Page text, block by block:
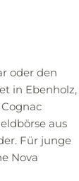
oder den
in Ebenholz,
aus
Für junge
Nova